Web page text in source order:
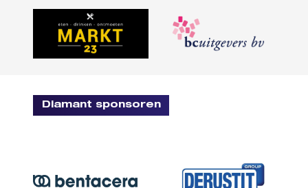
Diamant sponsoren